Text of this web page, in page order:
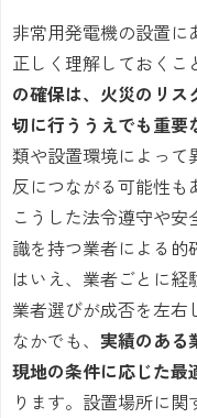
非常用発電機の設置に
正しく理解しておくこ
の確保は、火災のリ
切に行ううえでも重要
類や設置環境によって
反につながる可能性も
こうした法令遵守や
識を持つ業者による的
はいえ、業者ごとに
業者選びが成否を左右
なかでも、 実績のある
現地の条件に応じた最
ります。設置場所に